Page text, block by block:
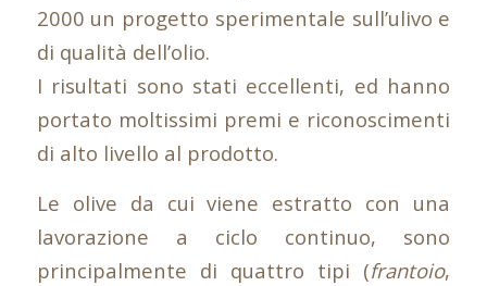
2000 un progetto sperimentale sull’ulivo e
di qualità dell’olio.
I risultati sono stati eccellenti, ed hanno
portato moltissimi premi e riconoscimenti
di alto livello al prodotto.
Le olive da cui viene estratto con una
lavorazione a ciclo continuo, sono
principalmente di quattro tipi (frantoio,